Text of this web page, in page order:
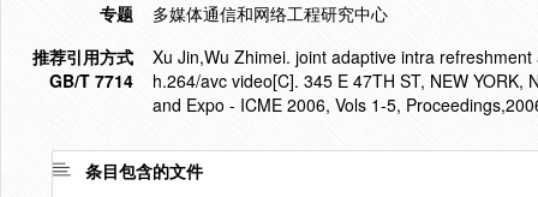
专题
多媒体通信和网络工程研究中心
推荐引用方式
GB/T 7714
Xu Jin,Wu Zhimei. joint adaptive intra
h.264/avc video[C]. 345 E 47TH ST, NEW
and Expo - ICME 2006, Vols 1-5,
条目包含的文件